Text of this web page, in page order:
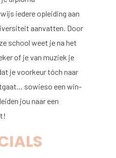
iedere opleiding aan
aanvatten. Door
school weet je na het
of je van muziek je
je voorkeur tóch naar
sowieso een win-
jou naar een